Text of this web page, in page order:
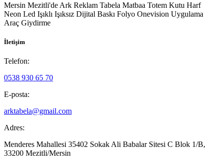
Mersin Mezitli'de Ark Reklam Tabela Matbaa Totem Kutu Harf
Neon Led Işıklı Işıksız Dijital Baskı Folyo Onevision Uygulama
Araç Giydirme
İletişim
Telefon:
0538 930 65 70
E-posta:
arktabela@gmail.com
Adres:
Menderes Mahallesi 35402 Sokak Ali Babalar Sitesi C Blok 1/B,
33200 Mezitli/Mersin